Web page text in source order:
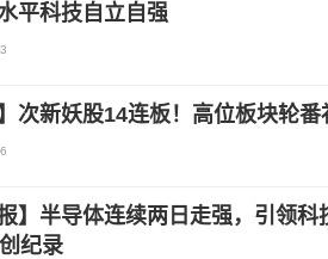
平科技自立自强
次新妖股14连板！高位板块轮
】半导体连续两日走强，引领
纪录